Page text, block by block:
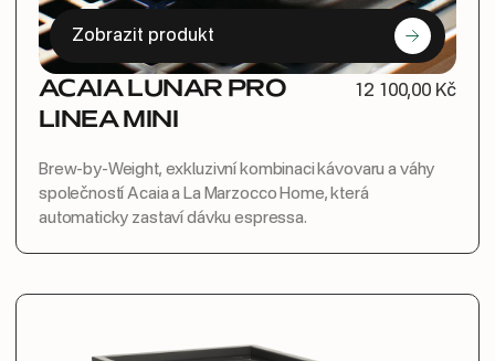
Zobrazit produkt
ACAIA LUNAR PRO
LINEA MINI
12 100,00 Kč
Brew-by-Weight, exkluzivní kombinaci kávovaru a váhy
společností Acaia a La Marzocco Home, která
automaticky zastaví dávku espressa.